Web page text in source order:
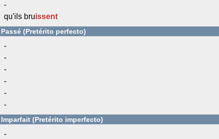
-
qu'ils bruissent
Passé (Pretérito perfecto)
-
-
-
-
-
-
Imparfait (Pretérito imperfecto)
-